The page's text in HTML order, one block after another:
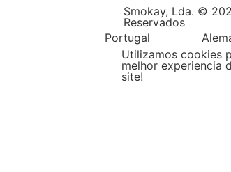
Portugal
Smokay, Lda. ©
Reservados
Utilizamos cookies
melhor experiencia
site!